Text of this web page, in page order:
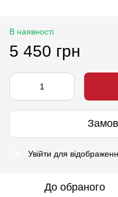
В наявності
5 450 грн
Увійти для
До обраного